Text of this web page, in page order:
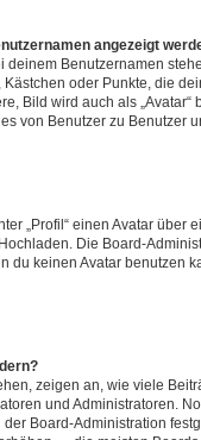
angezeigt
Benutzernamen
oder Punkte, die
Bild wird auch als
von Benutzer zu Benutzer
„Profil“ einen Avatar über
Die Board-
du keinen Avatar benutzen
zeigen an, wie viele
und Administratoren.
Board-Administration